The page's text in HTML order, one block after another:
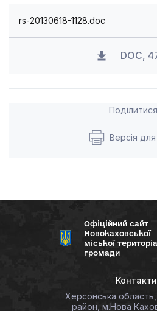
rs-20130618-1128.doc
DOC,
Версія
Офіційний сайт
Новокаховської
міської
громади
Контакти
Херсонська
район, м.Нова